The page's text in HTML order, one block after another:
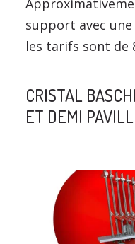
support avec
les tarifs sont de
CRISTAL
ET DEMI